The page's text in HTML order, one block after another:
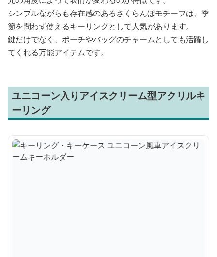
シンプルながらも存在感のあるさくらんぼモチーフは、季
節を問わず使えるキーリングとして人気があります。
鍵だけでなく、ポーチやバッグのチャームとしても活躍し
てくれる万能アイテムです。
ユニコーン入りアイスクリーム型アクリルキ
ーリング